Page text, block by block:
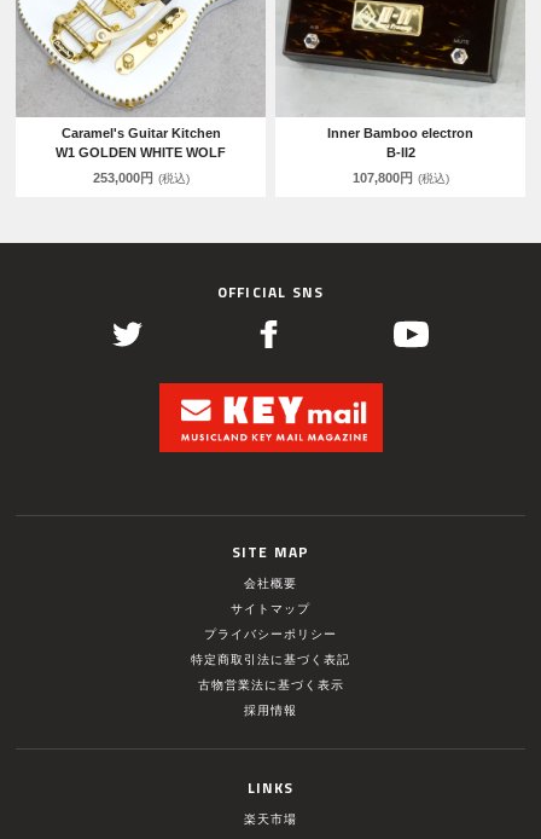
Caramel's Guitar Kitchen
W1 GOLDEN WHITE WOLF
253,000円 (税込)
Inner Bamboo electron
B-II2
107,800円 (税込)
OFFICIAL SNS
SITE MAP
会社概要
サイトマップ
プライバシーポリシー
特定商取引法に基づく表記
古物営業法に基づく表示
採用情報
LINKS
楽天市場